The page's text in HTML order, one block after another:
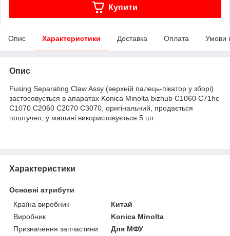
Купити
Опис Характеристики Доставка Оплата Умови
Опис
Fusing Separating Claw Assy (верхній палець-пікатор у зборі)
застосовується в апаратах Konica Minolta bizhub C1060 C71hc
C1070 C2060 C2070 C3070, оригінальний, продається
поштучно, у машині використовується 5 шт.
Характеристики
Основні атрибути
Країна виробник
Китай
Виробник
Konica Minolta
Призначення запчастини
Для МФУ